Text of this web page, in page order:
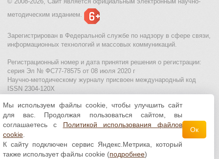
методическим изданием.
Зарегистрирован в Федеральной службе по надзору в сфере связи,
информационных технологий и массовых коммуникаций.
Регистрационный номер и дата принятия решения о регистрации:
серия Эл № ФС77-78575 от 08 июля 2020 г
Научно-методическому журналу присвоен международный код
ISSN 2304-120X
МЦИТО|Школьные олимпиады и онлайн конкурсы для детей
Политика использования файлов cookie| Политика обработки и
защиты персональных данных
Все материалы доступны полицензии Creative
Commons С указанием авторства 4.0 Всемирная
Мы используем файлы cookie, чтобы улучшить сайт
для вас. Продолжая пользоваться сайтом, вы
соглашаетесь с Политикой использования файлов
cookie
К сайту подключен сервис Яндекс.Метрика, который
также использует файлы cookie (подробнее)
Ок